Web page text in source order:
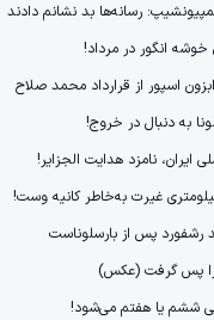
رسانه‌ها بد نشانم دادند
انگور در مرداد!
اسپور از قرارداد محمد صلاح
به دنبال در خروج!
ایران، نامزد هدایت الجزایر!
رشفورد پس از بارسلوناست
را پس گرفت (عکس)
ششم یا هفتم می‌شود!